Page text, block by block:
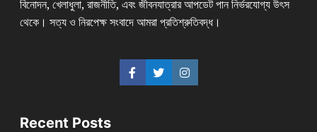
বিনোদন, খেলাধুলা, রাজনীতি, এবং জীবনযাত্রার আপডেট পান নির্ভরযোগ্য উৎস
থেকে। সত্য ও নিরপেক্ষ সংবাদে আমরা প্রতিশ্রুতিবদ্ধ।
Recent Posts